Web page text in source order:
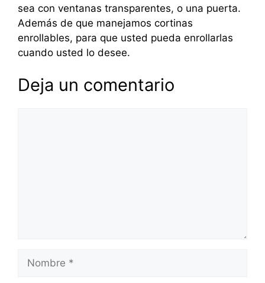
sea con ventanas transparentes, o una puerta.
Además de que manejamos cortinas
enrollables, para que usted pueda enrollarlas
cuando usted lo desee.
Deja un comentario
Nombre